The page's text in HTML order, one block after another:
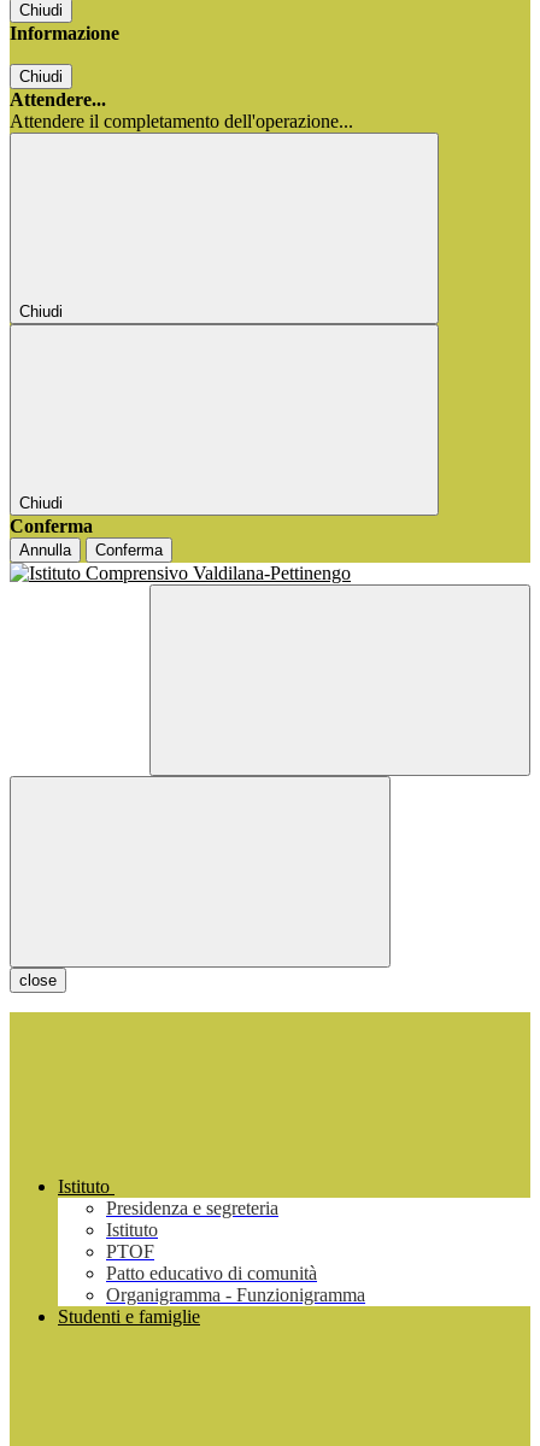
Chiudi
Informazione
Chiudi
Attendere...
Attendere il completamento dell'operazione...
Chiudi
Chiudi
Conferma
Annulla Conferma
close
Istituto
Presidenza e segreteria
Istituto
PTOF
Patto educativo di comunità
Organigramma - Funzionigramma
Studenti e famiglie